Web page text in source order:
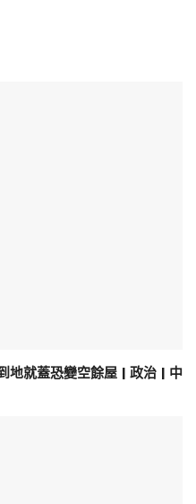
地就蓋恐變空餘屋 | 政治 | 中